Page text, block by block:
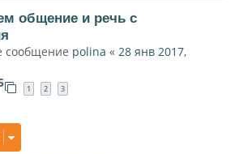
общение и речь с
сообщение polina « 28 янв 2017,
1 2 3